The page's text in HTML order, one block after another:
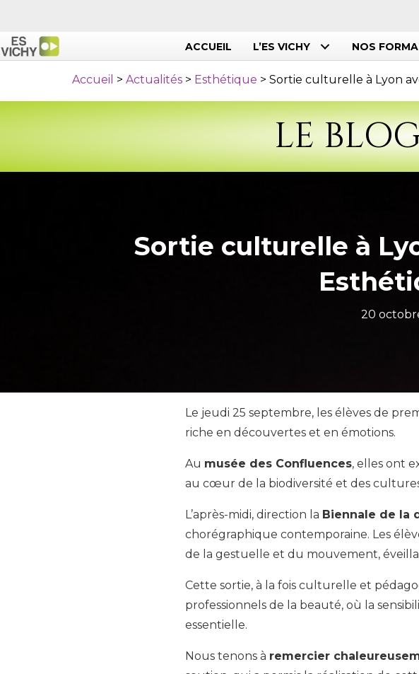
ACCUEIL L’ES VICHY NOS
Accueil > Actualités > Esthétique > Sortie culturelle à Lyon
LE
Sortie culturelle à
20
Le jeudi 25 septembre, les élèves de
riche en découvertes et en émotions.
Au musée des Confluences, elles ont
au cœur de la biodiversité et des
L’après-midi, direction la Biennale de la
chorégraphique contemporaine. Les
de la gestuelle et du mouvement,
Cette sortie, à la fois culturelle et
professionnels de la beauté, où la
essentielle.
Nous tenons à remercier